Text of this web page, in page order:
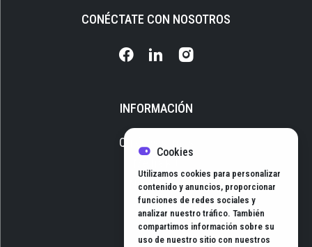
INFORMACIÓN
Quiénes somos
Newsletter
Contacto
CONÉCTATE CON NOSOTROS
Cookies
Utilizamos cookies para personalizar
contenido y anuncios, proporcionar
funciones de redes sociales y
analizar nuestro tráfico. También
compartimos información sobre su
uso de nuestro sitio con nuestros